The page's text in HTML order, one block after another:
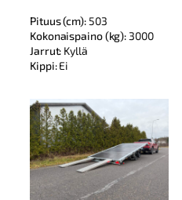
Pituus (cm): 503
Kokonaispaino (kg): 3000
Jarrut: Kyllä
Kippi:Ei